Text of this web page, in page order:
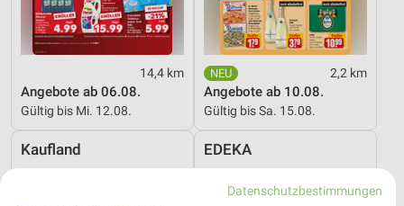
14,4 km
Angebote ab 06.08.
Gültig bis Mi. 12.08.
2,2 km
Angebote ab 10.08.
Gültig bis Sa. 15.08.
Kaufland EDEKA
Datenschutzbestimmungen